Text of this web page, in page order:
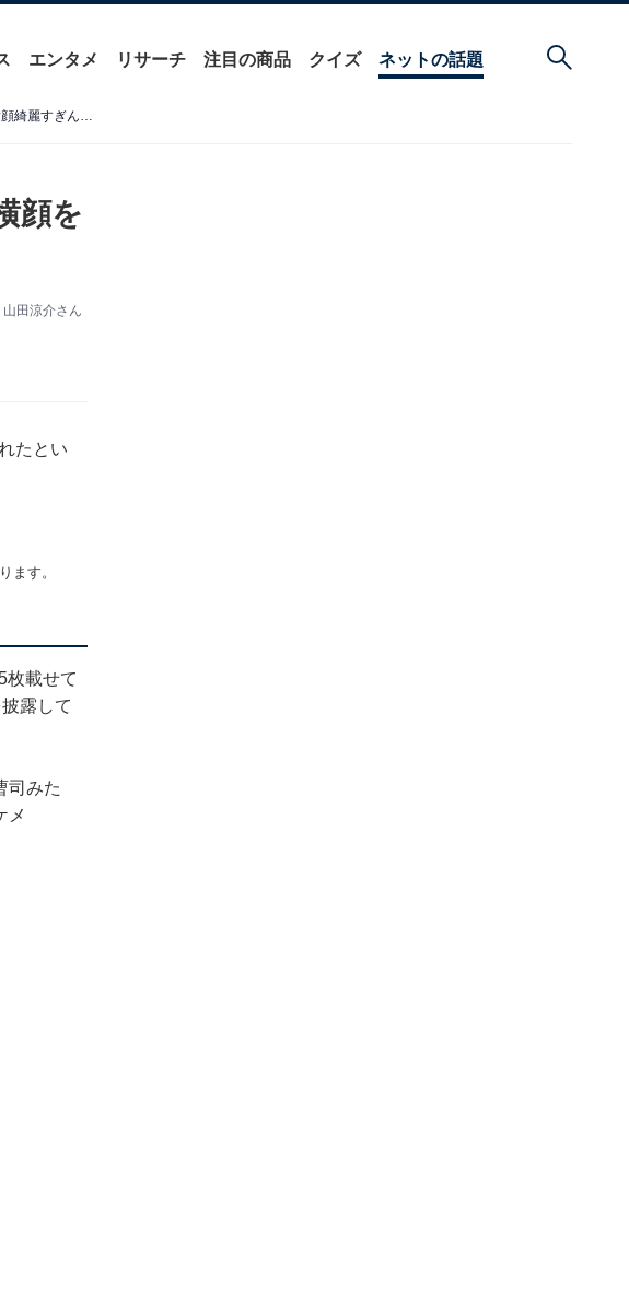
エンタメ リサーチ 注目の商品 クイズ ネットの話題
「リアル御曹司みたい」山田涼介、整い過ぎている横顔を披露「なんやこのイケメン」「横顔綺麗すぎん？」
顔を
田涼介さん
たとい
ます。
枚載せて
露して
司みた
メ